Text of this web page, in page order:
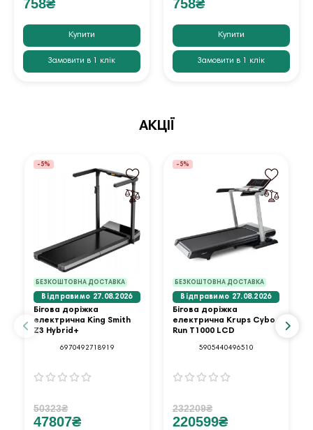
758₴
Купити
Замовити в 1 клік
758₴
Купити
Замовити в 1 клік
АКЦІЇ
БЕЗКОШТОВНА ДОСТАВКА
-5%
Відправимо 27.08.2026
Бігова доріжка
електрична King Smith
Z3 Hybrid+
6970492718919
50323₴
47807₴
БЕЗКОШТОВНА ДОСТАВКА
-5%
Відправимо 27.08.2026
Бігова доріжка
електрична Krups Cybo
Run T1000 LCD
5905440496510
232209₴
220599₴